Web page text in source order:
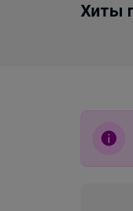
Хиты